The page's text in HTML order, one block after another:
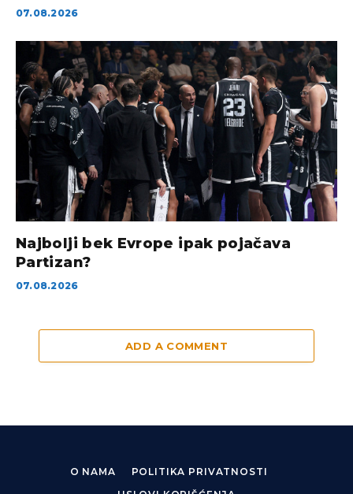
07.08.2026
Najbolji bek Evrope ipak pojačava
Partizan?
07.08.2026
ADD A COMMENT
O NAMA
POLITIKA PRIVATNOSTI